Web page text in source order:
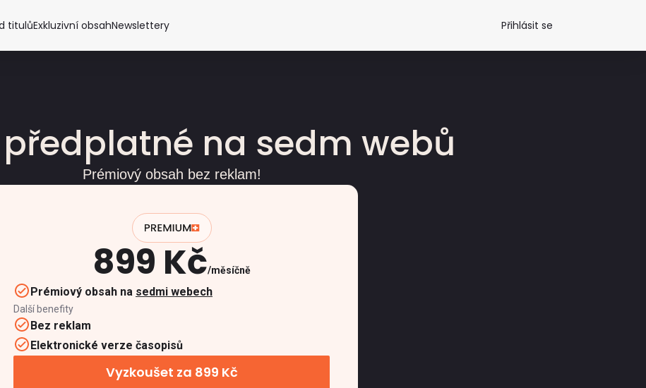
titulůExkluzivní obsahNewslettery Přihlásit se
na sedm webů
Prémiový obsah bez reklam!
899 Kč měsíčně
Prémiový obsah na sedmi webech
Další benefity
Bez reklam
Elektronické verze časopisů
Vyzkoušet za 899 Kč